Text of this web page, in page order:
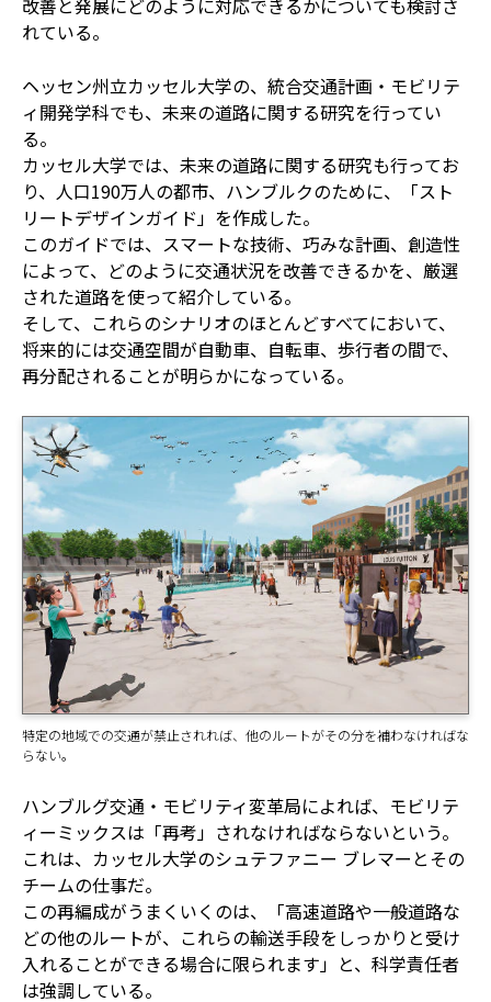
改善と発展にどのように対応できるかについても検討さ
れている。
ヘッセン州立カッセル大学の、統合交通計画・モビリテ
ィ開発学科でも、未来の道路に関する研究を行ってい
る。
カッセル大学では、未来の道路に関する研究も行ってお
り、人口190万人の都市、ハンブルクのために、「スト
リートデザインガイド」を作成した。
このガイドでは、スマートな技術、巧みな計画、創造性
によって、どのように交通状況を改善できるかを、厳選
された道路を使って紹介している。
そして、これらのシナリオのほとんどすべてにおいて、
将来的には交通空間が自動車、自転車、歩行者の間で、
再分配されることが明らかになっている。
特定の地域での交通が禁止されれば、他のルートがその分を補わなければな
らない。
ハンブルグ交通・モビリティ変革局によれば、モビリテ
ィーミックスは「再考」されなければならないという。
これは、カッセル大学のシュテファニー ブレマーとその
チームの仕事だ。
この再編成がうまくいくのは、「高速道路や一般道路な
どの他のルートが、これらの輸送手段をしっかりと受け
入れることができる場合に限られます」と、科学責任者
は強調している。